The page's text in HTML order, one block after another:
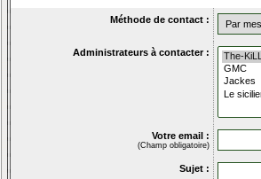
Méthode de contact :
Administrateurs à contacter :
Votre email :
(Champ obligatoire)
Sujet :